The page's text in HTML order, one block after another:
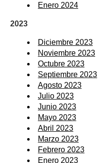
Enero 2024
2023
Diciembre 2023
Noviembre 2023
Octubre 2023
Septiembre 2023
Agosto 2023
Julio 2023
Junio 2023
Mayo 2023
Abril 2023
Marzo 2023
Febrero 2023
Enero 2023